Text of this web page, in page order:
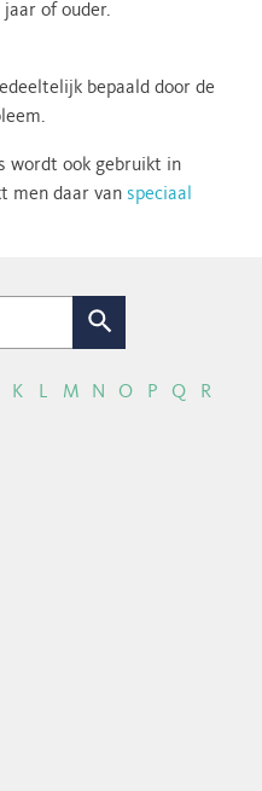
jaar of ouder.
bepaald door de
wordt ook gebruikt in
men daar van speciaal
Zoek
K L M N O P Q R